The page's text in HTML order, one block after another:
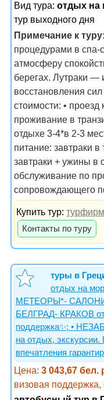
Вид тура: отдых на
тур выходного дня
Примечание к туру
процедурами в спа-
атмосферу
берегах. Лутраки —
восстановления
стоимости: •
проживание в
отдыхе 3-4*в 2-3
питание: завтраки в
завтраки + ужины в
обслуживание по
сопровождающего
Купить тур:
Контакты по туру
туры в
отдых на
МЕТЕОРЫ*-
БЕЛГРАД- КРАКОВ
поддержка✨; •
на отдых, экскурсии.
впечатления
Цена: 3 043,67 бел.
визовая поддержка,